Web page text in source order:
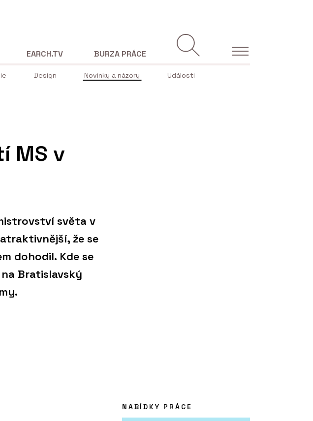
Design Novinky a názory Události
EARCH.TV BURZA PRÁCE
MS v
světa v
že se
dohodil. Kde se
Bratislavský
NABÍDKY PRÁCE